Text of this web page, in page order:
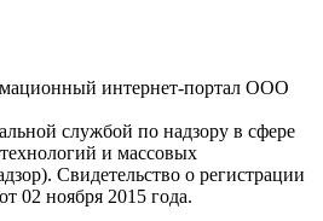
интернет-портал ООО
службой по надзору в сфере
и массовых
Cвидетельство о регистрации
ноября 2015 года.